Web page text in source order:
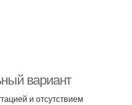
вариант
и отсутствием